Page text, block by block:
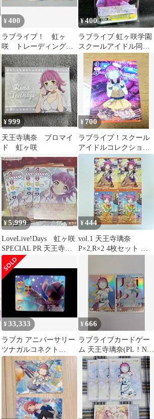
¥400
ラブライブ！ 虹ヶ
咲 トレーディングカ
ードコレクション 天
王寺璃奈 3枚セット
¥400
ラブライブ 虹ヶ咲学園
スクールアイドル同好
会 7th 天王寺璃奈 プロ
モカード
¥999
天王寺璃奈 ブロマイ
ド 虹ヶ咲
¥700
ラブライブ！スクール
アイドルコレクション
天王寺璃奈
¥5,999
LoveLive!Days 虹ヶ咲
SPECIAL PR 天王寺璃
奈 4枚
¥444
vol.1 天王寺璃奈
P×2,R×2 4枚セット ラ
¥33,333
ラブカ アニバーサリー
ツナガルコネクト
SECL 天王寺璃奈
¥666
ラブライブカードゲー
ム 天王寺璃奈(PL！N-
pb1-051-PE) セラス 柳
田 リリエンフェルト
(PL！HS-pb1-037-PE) 2
枚セット